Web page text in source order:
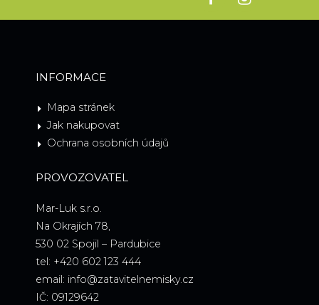
INFORMACE
Mapa stránek
Jak nakupovat
Ochrana osobních údajů
PROVOZOVATEL
Mar-Luk s.r.o.
Na Okrajích 78,
530 02 Spojil – Pardubice
tel: +420 602 123 444
email: info@zatavitelnemisky.cz
IČ: 09129642